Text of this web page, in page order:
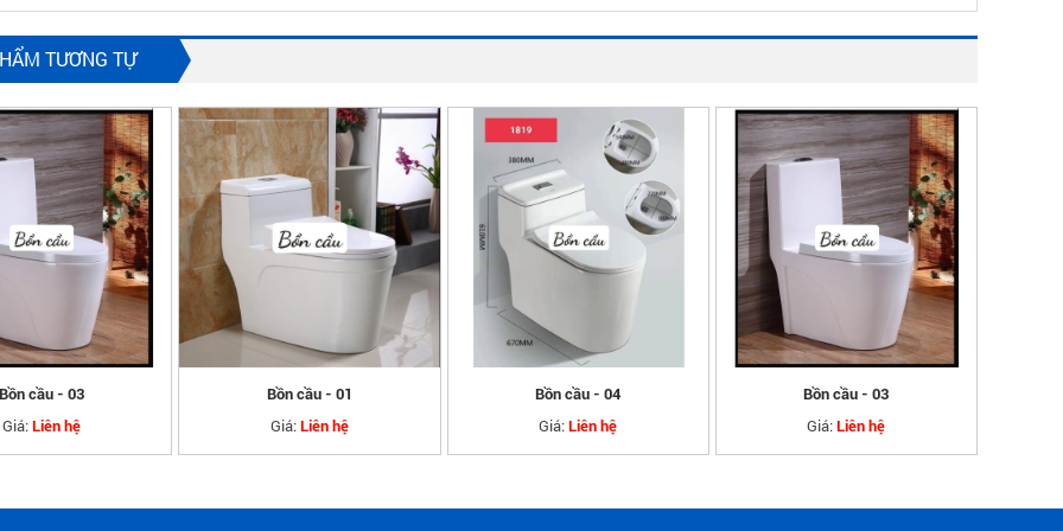
TƯƠNG TỰ
Bồn cầu - 03
Giá: Liên hệ
Bồn cầu - 01
Giá:Liên hệ
Bồn cầu - 04
Giá:Liên hệ
Bồn cầu - 03
Giá:Liên hệ